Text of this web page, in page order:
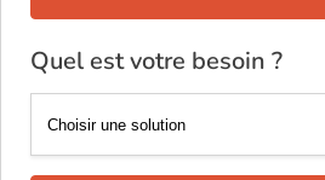
Quel est votre besoin ?